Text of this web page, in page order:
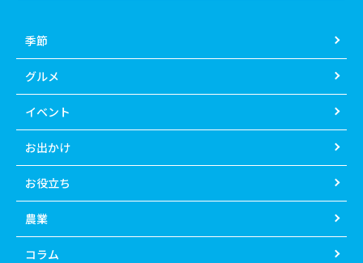
季節
グルメ
イベント
お出かけ
お役立ち
農業
コラム